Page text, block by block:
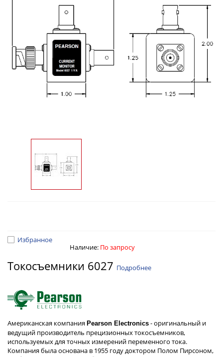
Избранное
Наличие: По запросу
Токосъемники 6027 Подробнее
Американская компания Pearson Electronics - оригинальный и
ведущий производитель прецизионных токосъемников,
используемых для точных измерений переменного тока.
Компания была основана в 1955 году доктором Полом Пирсоном,